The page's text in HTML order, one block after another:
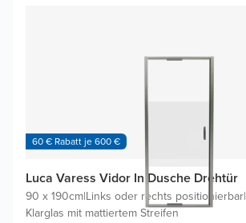
60 € Rabatt je 600 €
Luca Varess Vidor In Dusche Drehtür
90 x 190cm|Links oder rechts positionierbar|
Klarglas mit mattiertem Streifen